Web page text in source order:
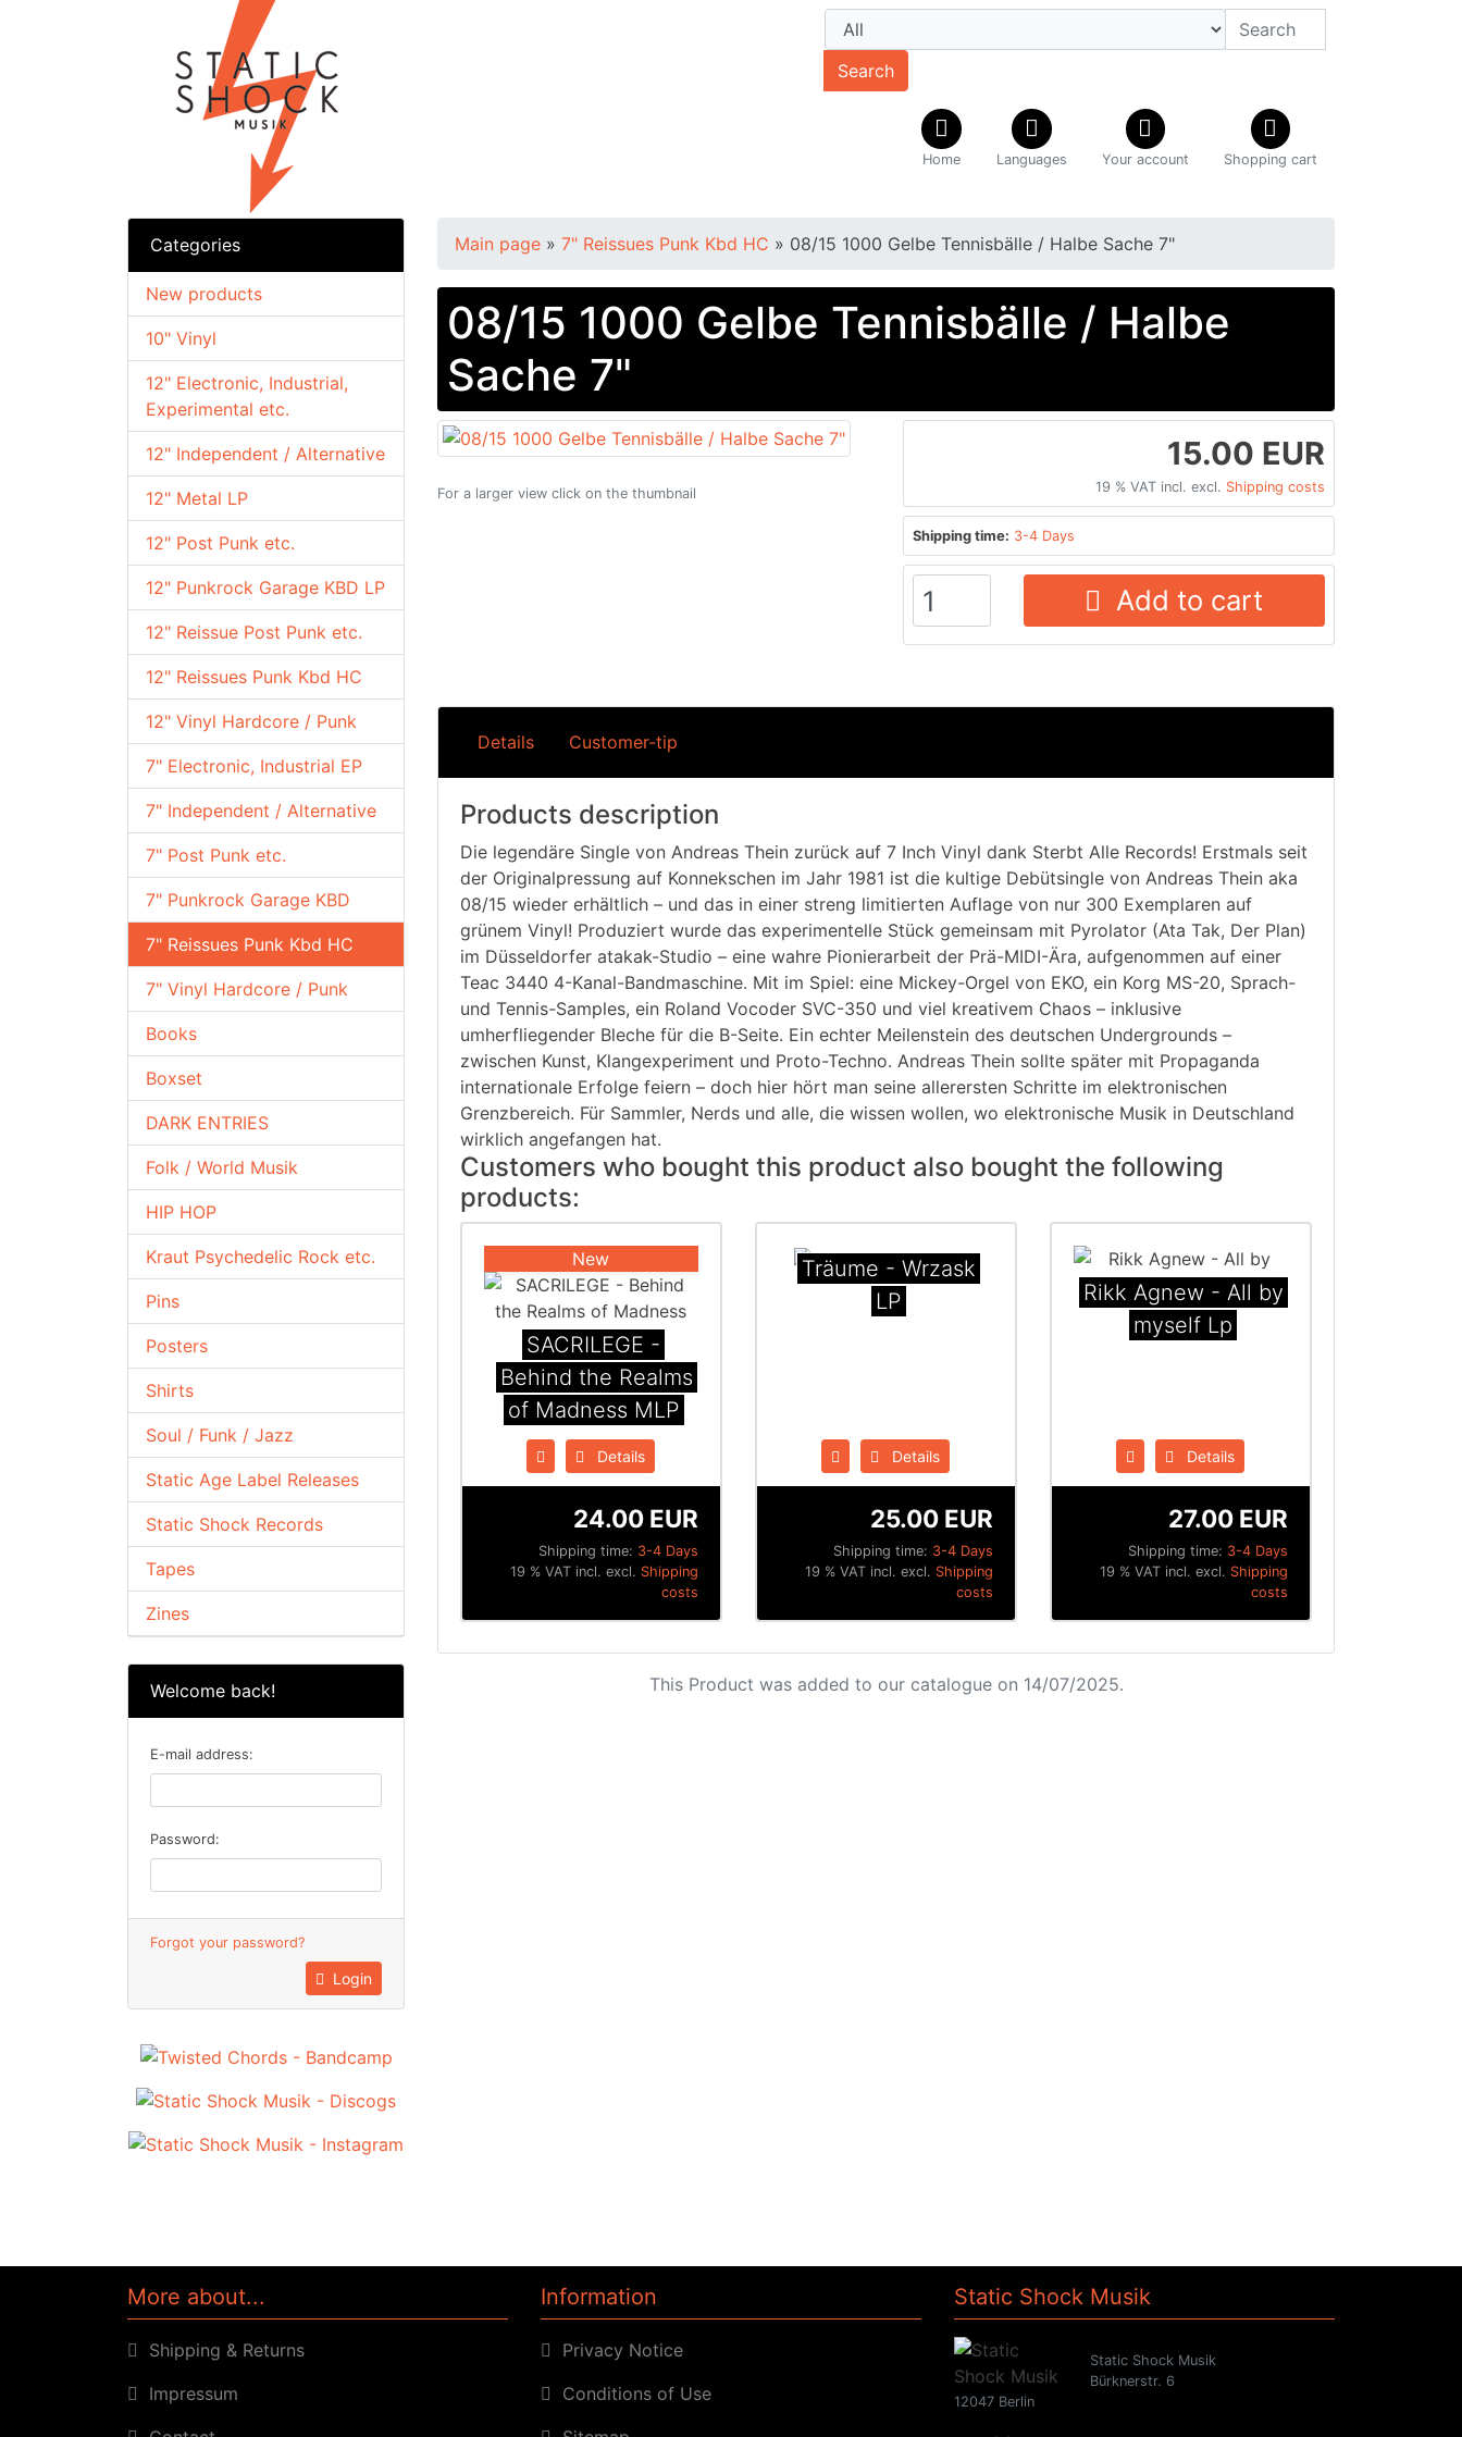
Search
Home Languages Your account Shopping cart
Categories
10" Vinyl
12" Electronic, Industrial,
Experimental etc.
12" Independent / Alternative
12" Metal LP
12" Post Punk etc.
12" Punkrock Garage KBD LP
12" Reissue Post Punk etc.
12" Reissues Punk Kbd HC
12" Vinyl Hardcore / Punk
7" Electronic, Industrial EP
7" Independent / Alternative
7" Post Punk etc.
7" Punkrock Garage KBD
7" Reissues Punk Kbd HC
7" Vinyl Hardcore / Punk
Books
Boxset
DARK ENTRIES
Folk / World Musik
HIP HOP
Kraut Psychedelic Rock etc.
Pins
Posters
Shirts
Soul / Funk / Jazz
Static Age Label Releases
Static Shock Records
Tapes
Zines
New products
Welcome back!
E-mail address:
Password:
Forgot your password?
Login
Main page » 7" Reissues Punk Kbd HC » 08/15 1000 Gelbe Tennisbälle / Halbe Sache 7"
08/15 1000 Gelbe Tennisbälle / Halbe
Sache 7"
For a larger view click on the thumbnail
15.00 EUR
19 % VAT incl. excl. Shipping costs
Shipping time: 3-4 Days
Add to cart
Details Customer-tip
Products description
Die legendäre Single von Andreas Thein zurück auf 7 Inch Vinyl dank Sterbt Alle Records! Erstmals seit
der Originalpressung auf Konnekschen im Jahr 1981 ist die kultige Debütsingle von Andreas Thein aka
08/15 wieder erhältlich – und das in einer streng limitierten Auflage von nur 300 Exemplaren auf
grünem Vinyl! Produziert wurde das experimentelle Stück gemeinsam mit Pyrolator (Ata Tak, Der Plan)
im Düsseldorfer atakak-Studio – eine wahre Pionierarbeit der Prä-MIDI-Ära, aufgenommen auf einer
Teac 3440 4-Kanal-Bandmaschine. Mit im Spiel: eine Mickey-Orgel von EKO, ein Korg MS-20, Sprach-
und Tennis-Samples, ein Roland Vocoder SVC-350 und viel kreativem Chaos – inklusive
umherfliegender Bleche für die B-Seite. Ein echter Meilenstein des deutschen Undergrounds –
zwischen Kunst, Klangexperiment und Proto-Techno. Andreas Thein sollte später mit Propaganda
internationale Erfolge feiern – doch hier hört man seine allerersten Schritte im elektronischen
Grenzbereich. Für Sammler, Nerds und alle, die wissen wollen, wo elektronische Musik in Deutschland
wirklich angefangen hat.
Customers who bought this product also bought the following
products:
New
SACRILEGE -
Behind the Realms
of Madness MLP
Details
Shipping time: 3-4 Days
24.00 EUR
19 % VAT incl. excl. Shipping
costs
Träume - Wrzask
LP
Details
Shipping time: 3-4 Days
25.00 EUR
19 % VAT incl. excl. Shipping
costs
Rikk Agnew - All by
myself Lp
Details
Shipping time: 3-4 Days
27.00 EUR
19 % VAT incl. excl. Shipping
costs
This Product was added to our catalogue on 14/07/2025.
More about...
Shipping & Returns
Impressum
Information
Privacy Notice
Conditions of Use
Static Shock Musik
Static Shock Musik
Bürknerstr. 6
12047 Berlin